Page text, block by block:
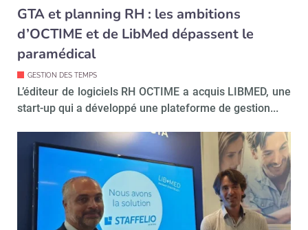
GTA et planning RH : les ambitions
d’OCTIME et de LibMed dépassent le
paramédical
GESTION DES TEMPS
L’éditeur de logiciels RH OCTIME a acquis LIBMED, une
start-up qui a développé une plateforme de gestion...